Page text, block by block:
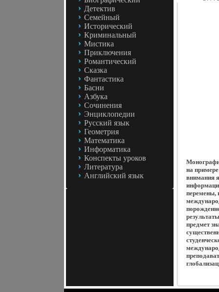
Детектив
Семейный
Исторический
Криминальный
Мистика
Приключения
Романтический
Сказка
Фантастика
Басни
Азбука
Сочинения
Энциклопедии
Русский язык
Геометрия
Математика
Информатика
Конспекты уроков
Литература
Английский язык
на
внимания
перемены,
предмет